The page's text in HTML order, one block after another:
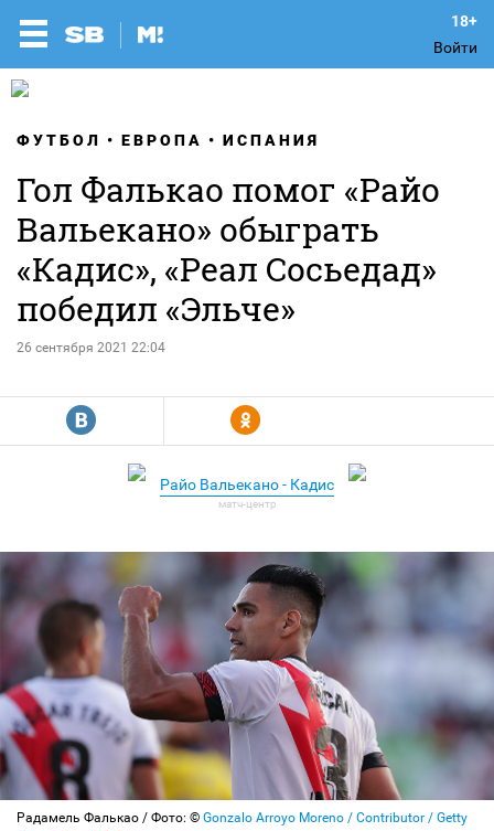
Войти
ФУТБОЛ ЕВРОПА ИСПАНИЯ
Гол Фалькао помог «Райо
Вальекано» обыграть
«Кадис», «Реал Сосьедад»
победил «Эльче»
26 сентября 2021 22:04
R Y
Райо Вальекано - Кадис
Радамель Фалькао / Фото: © Gonzalo Arroyo Moreno / Contributor / Getty